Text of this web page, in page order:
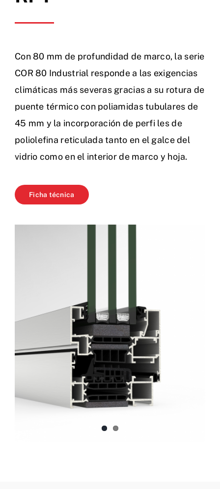
Con 80 mm de profundidad de marco, la serie
COR 80 Industrial responde a las exigencias
climáticas más severas gracias a su rotura de
puente térmico con poliamidas tubulares de
45 mm y la incorporación de perfi les de
poliolefina reticulada tanto en el galce del
vidrio como en el interior de marco y hoja.
Ficha técnica